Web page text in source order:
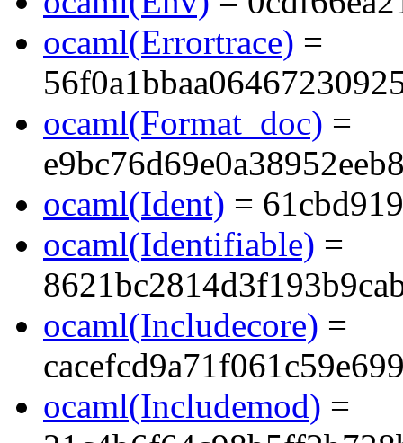
ocaml(Errortrace) =
ocaml(Format_doc) =
ocaml(Ident) =
ocaml(Identifiable) =
ocaml(Includecore) =
ocaml(Includemod) =